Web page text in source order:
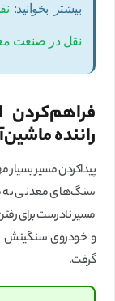
بیشتر بخوانید:
نقل در صنعت
فراهم‌کردن
راننده
پیداکردن مسیر
سنگ‌های معدنی به
مسیر نادرست برای
و خودروی سنگینش نیز
گرفت.